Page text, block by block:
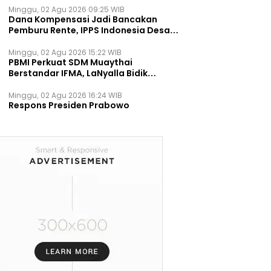
Minggu, 02 Agu 2026 09:25 WIB
Dana Kompensasi Jadi Bancakan
Pemburu Rente, IPPS Indonesia Desak
Permanen
Minggu, 02 Agu 2026 15:22 WIB
PBMI Perkuat SDM Muaythai
Berstandar IFMA, LaNyalla Bidik
Minggu, 02 Agu 2026 16:24 WIB
Respons Presiden Prabowo